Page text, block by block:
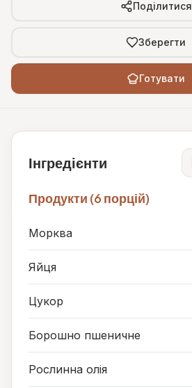
Поділитися
Зберегти
Готувати
Інгредієнти
Продукти (6 порцій)
Морква
Яйця
Цукор
Борошно пшеничне
Рослинна олія